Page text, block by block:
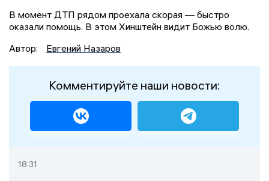
В момент ДТП рядом проехала скорая — быстро
оказали помощь. В этом Хинштейн видит Божью волю.
Автор:
Евгений Назаров
Комментируйте наши новости:
18:31